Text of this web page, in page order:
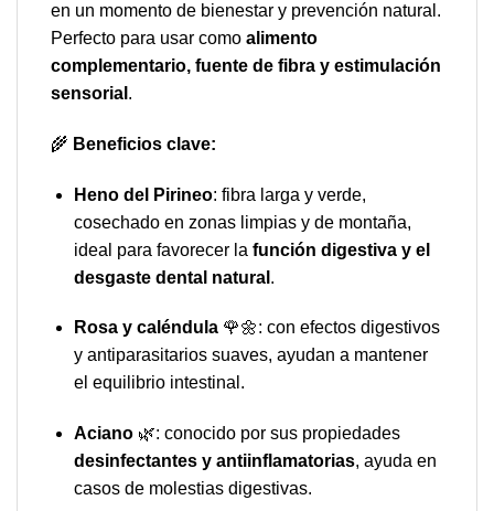
en un momento de bienestar y prevención natural.
Perfecto para usar como alimento
complementario, fuente de fibra y estimulación
sensorial .
🌾 Beneficios clave:
Heno del Pirineo: fibra larga y verde,
cosechado en zonas limpias y de montaña,
ideal para favorecer la función digestiva y el
desgaste dental natural .
Rosa y caléndula🌹🌼: con efectos digestivos
y antiparasitarios suaves, ayudan a mantener
el equilibrio intestinal.
Aciano🌿: conocido por sus propiedades
desinfectantes y antiinflamatorias, ayuda en
casos de molestias digestivas.